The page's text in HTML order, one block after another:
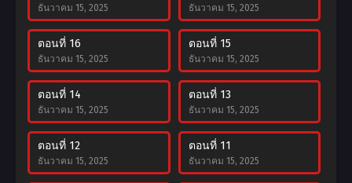
ธันวาคม 15, 2025 ธันวาคม 15, 2025
ตอนที่ 16
ธันวาคม 15, 2025
ตอนที่ 15
ธันวาคม 15, 2025
ตอนที่ 14
ธันวาคม 15, 2025
ตอนที่ 13
ธันวาคม 15, 2025
ตอนที่ 12
ธันวาคม 15, 2025
ตอนที่ 11
ธันวาคม 15, 2025